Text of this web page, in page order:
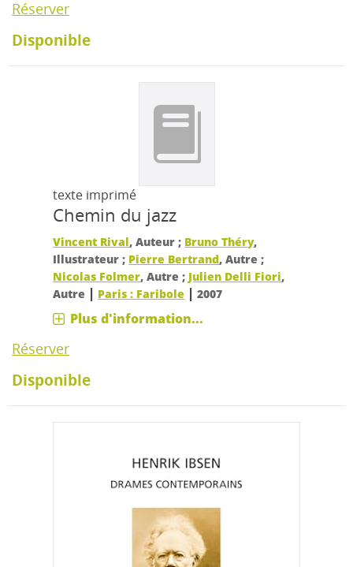
Réserver
Disponible
texte imprimé
Chemin du jazz
Vincent Rival, Auteur ; Bruno Théry,
Illustrateur ; Pierre Bertrand, Autre ;
Nicolas Folmer, Autre ; Julien Delli Fiori,
Autre | Paris : Faribole |2007
Plus d'information...
Réserver
Disponible